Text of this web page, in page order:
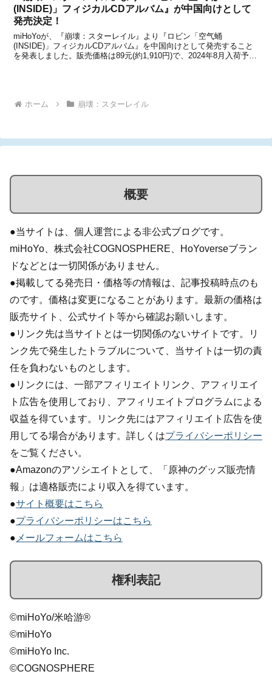
(INSIDE)」フィジカルCDアルバム』が中国向けとして
発売決定！
miHoYoが、『崩壊：スターレイル』より『ロビン「空气蛹
(INSIDE)」フィジカルCDアルバム』を中国向けとして発売すること
を発表しました。販売価格は89元(約1,910円)で、2024年8月入荷予定
ホーム 崩壊：スターレイル
概要
●当サイトは、個人運営による非公式ブログです。
miHoYo、株式会社COGNOSPHERE、HoYoverseブラン
ドなどとは一切関係がありません。
●掲載してる発売日・価格等の情報は、記事投稿時点のも
のです。価格は変更になることがあります。最新の価格は
販売サイト、公式サイト等から確認お願いします。
●リンク先は当サイトとは一切関係のないサイトです。リ
ンク先で発生したトラブルについて、当サイトは一切の責
任を負わないものとします。
●リンクには、一部アフィリエイトリンク、アフィリエイ
ト広告を使用しており、アフィリエイトプログラムによる
収益を得ています。リンク先にはアフィリエイト広告を使
用してる場合があります。詳しくはプライバシーポリシー
をご覧ください。
●Amazonのアソシエイトとして、「原神のグッズ販売情
報」は適格販売により収入を得ています。
●サイト概要はこちら
●プライバシーポリシーはこちら
● メールフォームはこちら
権利表記
©miHoYo/米哈游®
©miHoYo
©miHoYo Inc.
©COGNOSPHERE